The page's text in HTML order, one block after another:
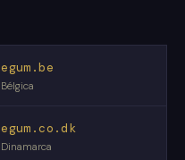
egum.be
Bélgica
egum.co.dk
Dinamarca